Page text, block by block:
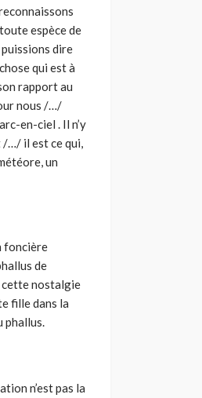
espèce de
dire
qui est à
rapport au
nous /…/
en-ciel . Il n’y
/…/ il est ce qui,
un
foncière
de
cette nostalgie
fille dans la
phallus.
n’est pas la